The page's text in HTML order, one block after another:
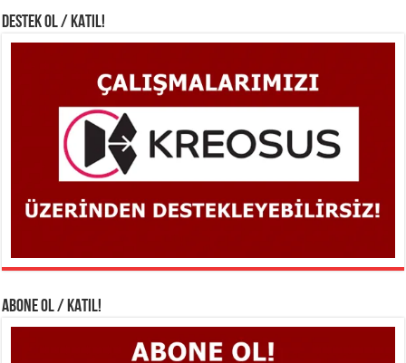
DESTEK OL / KATIL!
ABONE OL / KATIL!